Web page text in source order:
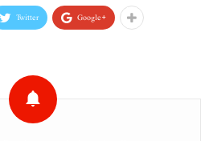
Twitter Google+